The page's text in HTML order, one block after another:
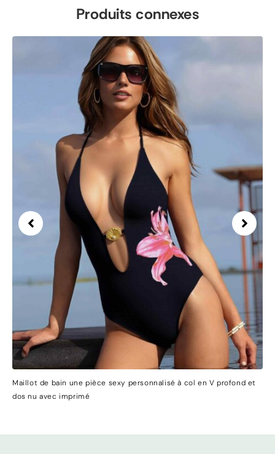
Produits connexes
Maillot de bain une pièce sexy personnalisé à col en V profond et
dos nu avec imprimé